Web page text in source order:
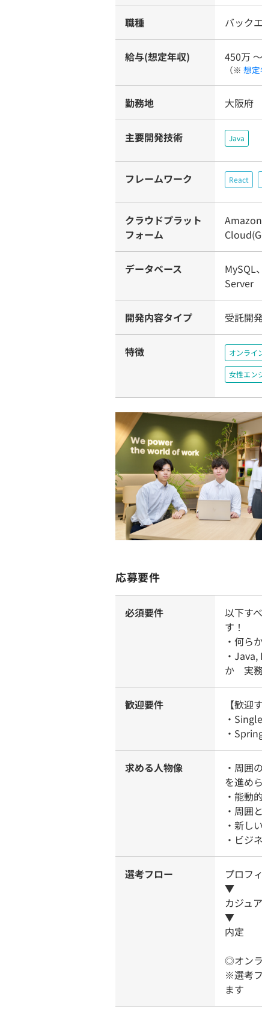
職種 バック
給与(想定年収) 450万
（※ 想
勤務地 大阪府
主要開発技術 Java
フレームワーク React
クラウドプラット
フォーム
データベース
MySQL
Server
開発内容タイプ 受託開
特徴 オンライ
女性エン
応募要件
必須要件
以下す
す！
・何ら
・
か 実
歓迎要件
【歓迎
・
・
求める人物像
・周囲
を進め
・能動
・周囲
・新し
・ビジ
選考フロー
プロフ
▼
カジュ
▼
内定
◎オン
※選考
ます